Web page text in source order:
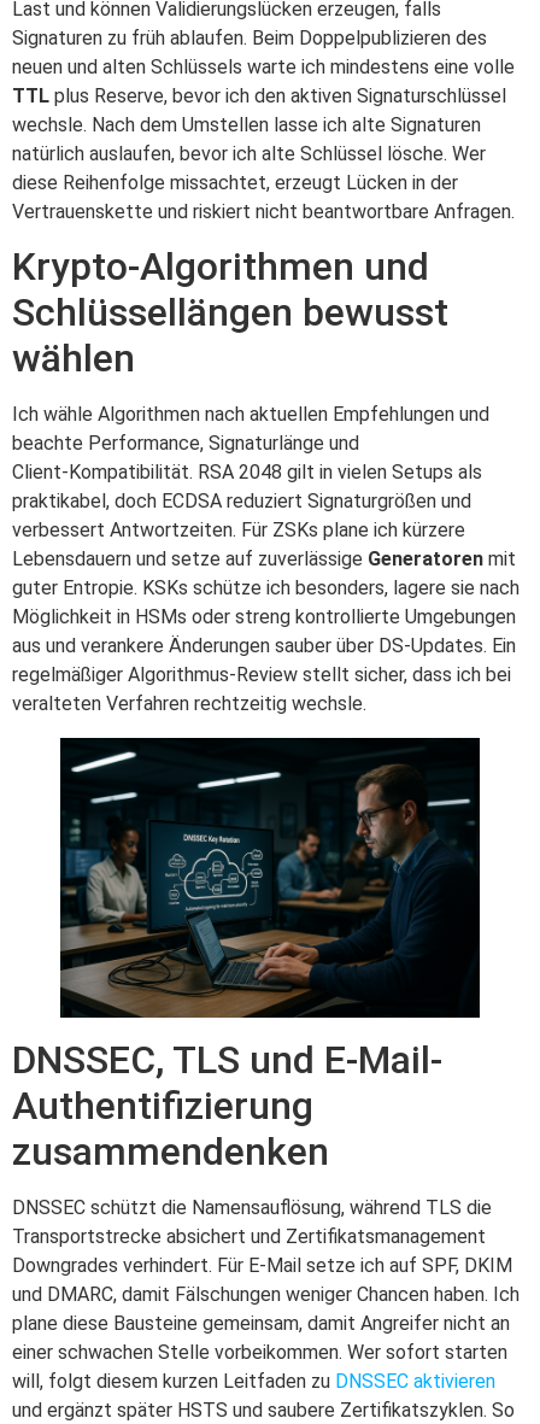
Last und können Validierungslücken erzeugen, falls
Signaturen zu früh ablaufen. Beim Doppelpublizieren des
neuen und alten Schlüssels warte ich mindestens eine volle
TTL plus Reserve, bevor ich den aktiven Signaturschlüssel
wechsle. Nach dem Umstellen lasse ich alte Signaturen
natürlich auslaufen, bevor ich alte Schlüssel lösche. Wer
diese Reihenfolge missachtet, erzeugt Lücken in der
Vertrauenskette und riskiert nicht beantwortbare Anfragen.
Krypto-Algorithmen und
Schlüssellängen bewusst
wählen
Ich wähle Algorithmen nach aktuellen Empfehlungen und
beachte Performance, Signaturlänge und
Client‑Kompatibilität. RSA 2048 gilt in vielen Setups als
praktikabel, doch ECDSA reduziert Signaturgrößen und
verbessert Antwortzeiten. Für ZSKs plane ich kürzere
Lebensdauern und setze auf zuverlässige Generatoren mit
guter Entropie. KSKs schütze ich besonders, lagere sie nach
Möglichkeit in HSMs oder streng kontrollierte Umgebungen
aus und verankere Änderungen sauber über DS-Updates. Ein
regelmäßiger Algorithmus-Review stellt sicher, dass ich bei
veralteten Verfahren rechtzeitig wechsle.
DNSSEC, TLS und E-Mail-
Authentifizierung
zusammendenken
DNSSEC schützt die Namensauflösung, während TLS die
Transportstrecke absichert und Zertifikatsmanagement
Downgrades verhindert. Für E‑Mail setze ich auf SPF, DKIM
und DMARC, damit Fälschungen weniger Chancen haben. Ich
plane diese Bausteine gemeinsam, damit Angreifer nicht an
einer schwachen Stelle vorbeikommen. Wer sofort starten
will, folgt diesem kurzen Leitfaden zu DNSSEC aktivieren
und ergänzt später HSTS und saubere Zertifikatszyklen. So